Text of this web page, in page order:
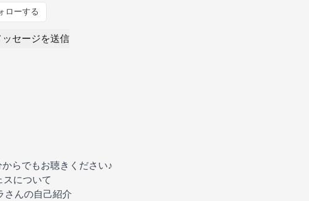
ローする
ッセージを送信
らでもお聴きください♪
スについて
さんの自己紹介